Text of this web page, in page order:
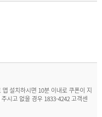
설치하시면 10분 이내로 쿠폰이 지
시고 없을 경우 1833-4242 고객센